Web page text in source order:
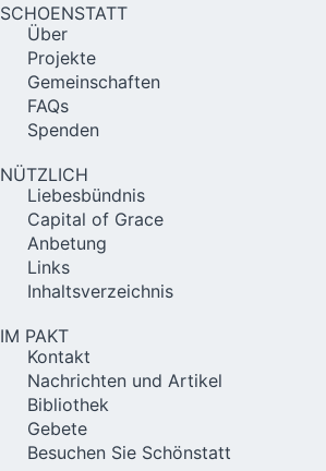
SCHOENSTATT
Über
Projekte
Gemeinschaften
FAQs
Spenden
NÜTZLICH
Liebesbündnis
Capital of Grace
Anbetung
Links
Inhaltsverzeichnis
IM PAKT
Kontakt
Nachrichten und Artikel
Bibliothek
Gebete
Besuchen Sie Schönstatt